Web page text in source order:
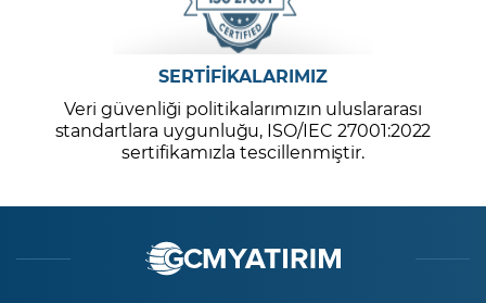
SERTİFİKALARIMIZ
Veri güvenliği politikalarımızın uluslararası
standartlara uygunluğu, ISO/IEC 27001:2022
sertifikamızla tescillenmiştir.